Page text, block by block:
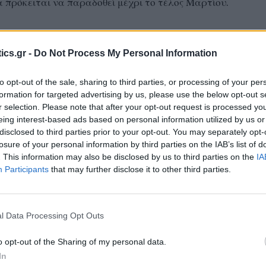
- Do Not Process My Personal Information
opt-out of the sale, sharing to third parties, or processing of your
for targeted advertising by us, please use the below opt-out
selection. Please note that after your opt-out request is processed
interest-based ads based on personal information utilized by us
to third parties prior to your opt-out. You may separately
of your personal information by third parties on the IAB’s list of
This information may also be disclosed by us to third parties on the
Participants that may further disclose it to other third parties.
Data Processing Opt Outs
opt-out of the Sharing of my personal data.
να παραδοθεί μέχρι το τέλος Μαρτίου.
δημοπράτησης που βρίσκεται σε εξέλιξη των
από τη θεομηνία Bora. Για τα έργα αυτά
το Υπουργείο Κλιματικής Αλλαγής και
ποσό 30 εκατ. ευρώ από εθνικούς πόρους και
με απόφαση που λήφθηκε την
είναι και η κατασκευή νέας γέφυρας στο
ο Περιφερειάρχης ενημέρωσε τη Δ.Ε.Ε.Π. για τις
περασμένη εβδομάδα, στη μια από αυτές
Μητσοτάκη και τον Υπουργό Κλιματικής
Κικίλια. Η ενημέρωση αφορούσε τον
εμπλεκομένων φορέων, υπό την καθοδήγηση των
θωράκιση της Σαντορίνης και των